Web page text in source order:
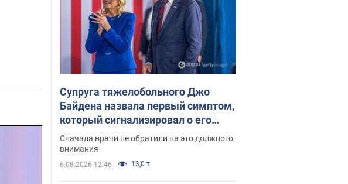
Супруга тяжелобольного Джо
Байдена назвала первый симптом,
который сигнализировал о его
"агрессивном" раке
Сначала врачи не обратили на это должного
внимания
6.08.2026 12:46 13,0 т.